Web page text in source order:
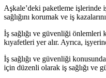
Aşkale’deki paketleme işlerinde
sağlığını korumak ve iş
İş sağlığı ve güvenliği önlemleri
kıyafetleri yer alır. Ayrıca,
İş sağlığı ve güvenliği
için düzenli olarak iş sağlığı ve